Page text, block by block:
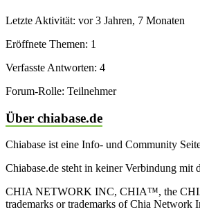
Letzte Aktivität: vor 3 Jahren, 7 Monaten
Eröffnete Themen: 1
Verfasste Antworten: 4
Forum-Rolle: Teilnehmer
Über chiabase.de
Chiabase ist eine Info- und Community
Chiabase.de steht in keiner Verbindung
CHIA NETWORK INC, CHIA™, the
trademarks or trademarks of Chia Network